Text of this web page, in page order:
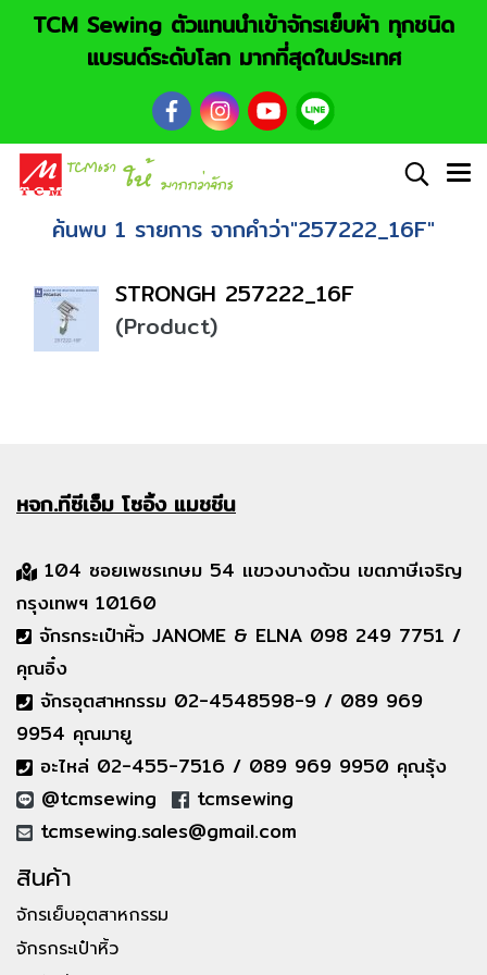
TCM Sewing ตัวแทนนำเข้าจักรเย็บผ้า ทุกชนิด
แบรนด์ระดับโลก มากที่สุดในประเทศ
ค้นพบ 1 รายการ จากคำว่า"257222_16F"
STRONGH 257222_16F
(Product)
หจก.ทีซีเอ็มโซอิ้ง แมชชีน
104 ซอยเพชรเกษม 54 แขวงบางด้วน เขตภาษีเจริญ
กรุงเทพฯ 10160
จักรกระเป๋าหิ้ว JANOME & ELNA 098 249 7751 /
คุณอิ๋ง
จักรอุตสาหกรรม 02-4548598-9 / 089 969
9954 คุณมายู
อะไหล่ 02-455-7516 / 089 969 9950 คุณรุ้ง
@tcmsewing
tcmsewing
tcmsewing.sales@gmail.com
สินค้า
จักรเย็บอุตสาหกรรม
จักรกระเป๋าหิ้ว